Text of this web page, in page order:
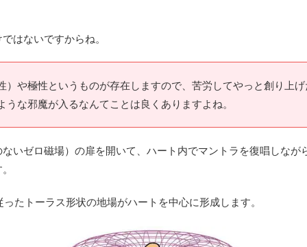
はないですからね。
）や極性というものが存在しますので、苦労してやっと創り上
な邪魔が入るなんてことは良くありますよね。
いゼロ磁場）の扉を開いて、ハート内でマントラを復唱しなが
たトーラス形状の地場がハートを中心に形成します。